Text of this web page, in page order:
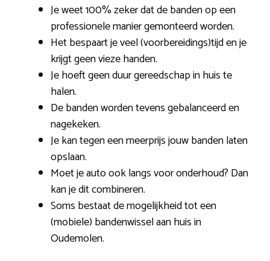
Je weet 100% zeker dat de banden op een
professionele manier gemonteerd worden.
Het bespaart je veel (voorbereidings)tijd en je
krijgt geen vieze handen.
Je hoeft geen duur gereedschap in huis te
halen.
De banden worden tevens gebalanceerd en
nagekeken.
Je kan tegen een meerprijs jouw banden laten
opslaan.
Moet je auto ook langs voor onderhoud? Dan
kan je dit combineren.
Soms bestaat de mogelijkheid tot een
(mobiele) bandenwissel aan huis in
Oudemolen.